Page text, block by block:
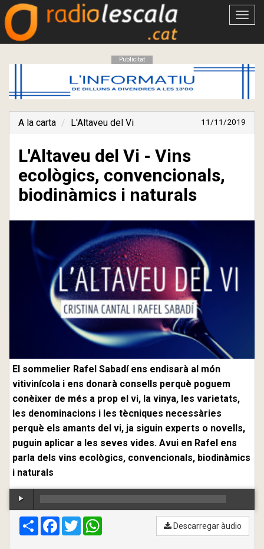
Obrir
Publicitat
A la carta L'Altaveu del Vi 11/11/2019
L'Altaveu del Vi - Vins
ecològics, convencionals,
biodinàmics i naturals
El sommelier Rafel Sabadí ens endisarà al món
vitivinícola i ens donarà consells perquè poguem
conèixer de més a prop el vi, la vinya, les varietats,
les denominacions i les tècniques necessàries
perquè els amants del vi, ja siguin experts o novells,
puguin aplicar a les seves vides. Avui en Rafel ens
parla dels vins ecològics, convencionals, biodinàmics
i naturals
00:00/ 00:00
CompartirFacebook
Twitter Descarregar àudio